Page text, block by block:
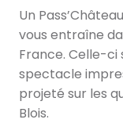
Un
vous entraîne
France. Celle-ci
spectacle
projeté sur les
Blois.